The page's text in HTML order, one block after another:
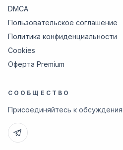
DMCA
Пользовательское соглашение
Политика конфиденциальности
Cookies
Оферта Premium
СООБЩЕСТВО
Присоединяйтесь к